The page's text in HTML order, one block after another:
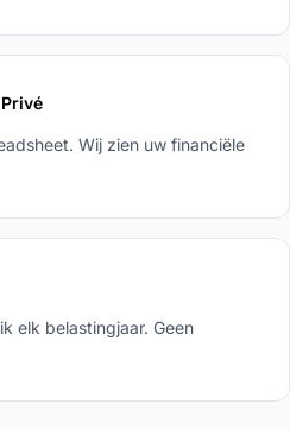
Wij zien uw financiële
elk belastingjaar. Geen